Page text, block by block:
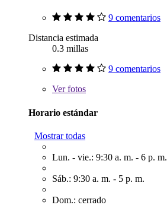
9 comentarios
Distancia estimada
0.3 millas
9 comentarios
Verfotos
Horario estándar
Mostrar todas
Lun. - vie.: 9:30 a. m. - 6 p. m.
Sáb.: 9:30 a. m. - 5 p. m.
Dom.: cerrado